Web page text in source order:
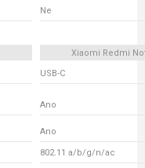
Ne
Xiaomi Redmi
USB-C
Ano
Ano
802.11 a/b/g/n/ac